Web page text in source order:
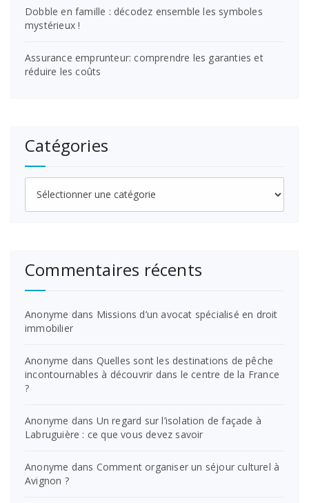
Dobble en famille : décodez ensemble les symboles
mystérieux !
Assurance emprunteur: comprendre les garanties et
réduire les coûts
Catégories
Catégories
Commentaires récents
Anonyme dans Missions d’un avocat spécialisé en droit
immobilier
Anonyme dans Quelles sont les destinations de pêche
incontournables à découvrir dans le centre de la France
?
Anonyme dans Un regard sur l’isolation de façade à
Labruguière : ce que vous devez savoir
Anonyme dans Comment organiser un séjour culturel à
Avignon ?